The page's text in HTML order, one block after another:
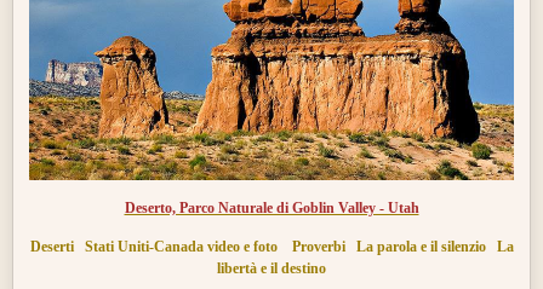
Deserto, Parco Naturale di Goblin Valley - Utah
Deserti Stati Uniti-Canada video e foto Proverbi La parola e il silenzio
La
libertà e il destino